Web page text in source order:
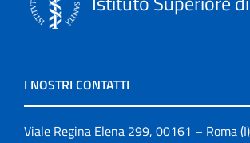
I NOSTRI CONTATTI
Viale Regina Elena 299, 00161 – Roma (I)